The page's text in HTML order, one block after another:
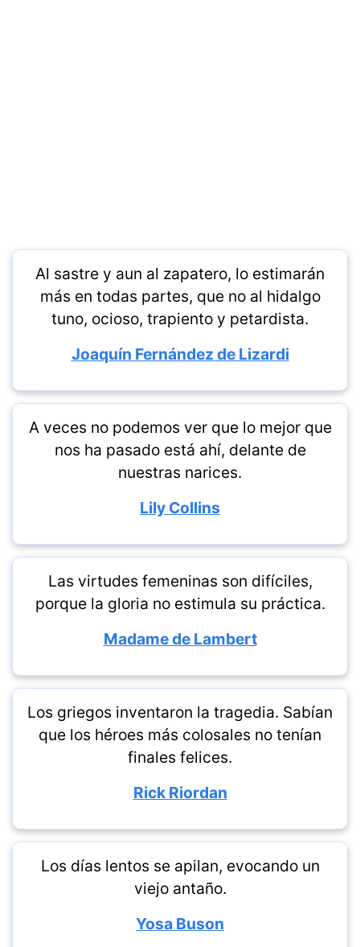
Al sastre y aun al zapatero, lo estimarán
más en todas partes, que no al hidalgo
tuno, ocioso, trapiento y petardista.
Joaquín Fernández de Lizardi
A veces no podemos ver que lo mejor que
nos ha pasado está ahí, delante de
nuestras narices.
Lily Collins
Las virtudes femeninas son difíciles,
porque la gloria no estimula su práctica.
Madame de Lambert
Los griegos inventaron la tragedia. Sabían
que los héroes más colosales no tenían
finales felices.
Rick Riordan
Los días lentos se apilan, evocando un
viejo antaño.
Yosa Buson